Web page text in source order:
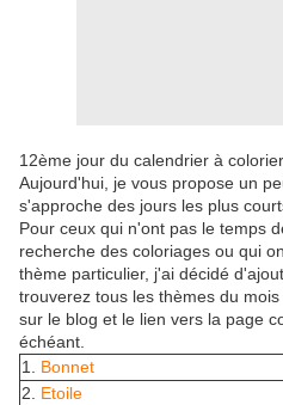
12ème jour du calendrier à
Aujourd'hui, je vous propose un
s'approche des jours les plus
Pour ceux qui n'ont pas le temps
recherche des coloriages ou qui
thème particulier, j'ai décidé
trouverez tous les thèmes du
sur le blog et le lien vers la page
échéant.
1. Bonnet
2. Etoile